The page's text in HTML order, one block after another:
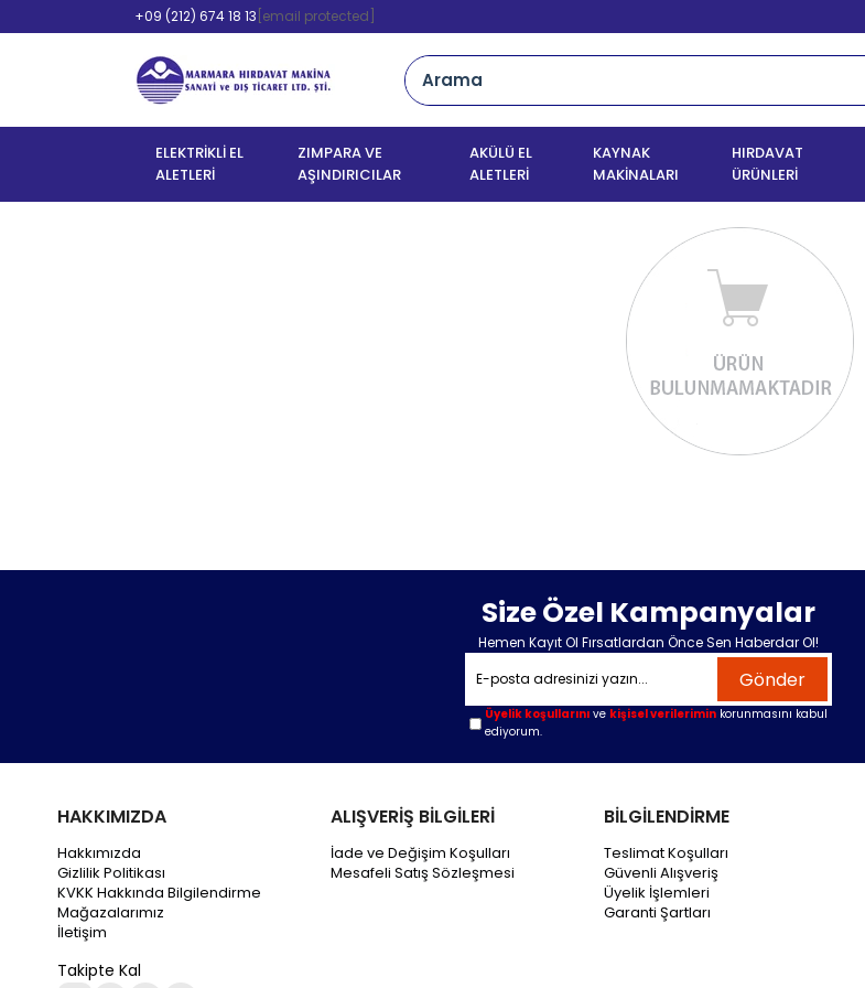
+09 (212) 674 18 13 [email protected]
ELEKTRİKLİ EL
ALETLERİ
ZIMPARA VE
AŞINDIRICILAR
AKÜLÜ EL
ALETLERİ
KAYNAK
MAKİNALARI
HIRDAVAT
ÜRÜNLERİ
Size Özel Kampanyalar
Hemen Kayıt Ol Fırsatlardan Önce Sen Haberdar Ol!
Gönder
Üyelik koşullarını ve kişisel verilerimin korunmasını kabul
ediyorum.
HAKKIMIZDA
Hakkımızda
Gizlilik Politikası
KVKK Hakkında Bilgilendirme
Mağazalarımız
İletişim
Takipte Kal
ALIŞVERİŞ BİLGİLERİ
İade ve Değişim Koşulları
Mesafeli Satış Sözleşmesi
BİLGİLENDİRME
Teslimat Koşulları
Güvenli Alışveriş
Üyelik İşlemleri
Garanti Şartları